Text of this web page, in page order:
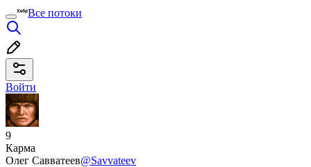
Все потоки
Войти
9
Карма
Олег Савватеев@Savvateev